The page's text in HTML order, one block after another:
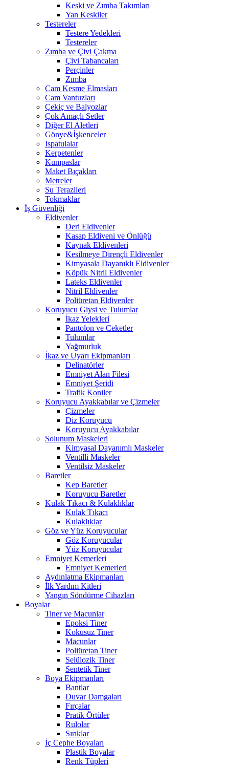
Keski ve Zımba Takımları
Yan Keskiler
Testereler
Testere Yedekleri
Testereler
Zımba ve Çivi Çakma
Çivi Tabancaları
Perçinler
Zımba
Cam Kesme Elmasları
Cam Vantuzları
Çekiç ve Balyozlar
Çok Amaçlı Setler
Diğer El Aletleri
Gönye&İşkenceler
Ispatulalar
Kerpetenler
Kumpaslar
Maket Bıçakları
Metreler
Su Terazileri
Tokmaklar
İş Güvenliği
Eldivenler
Deri Eldivenler
Kasap Eldiveni ve Önlüğü
Kaynak Eldivenleri
Kesilmeye Dirençli Eldivenler
Kimyasala Dayanıklı Eldivenler
Köpük Nitril Eldivenler
Lateks Eldivenler
Nitril Eldivenler
Poliüretan Eldivenler
Koruyucu Giysi ve Tulumlar
İkaz Yelekleri
Pantolon ve Ceketler
Tulumlar
Yağmurluk
İkaz ve Uyarı Ekipmanları
Delinatörler
Emniyet Alan Filesi
Emniyet Şeridi
Trafik Koniler
Koruyucu Ayakkabılar ve Çizmeler
Çizmeler
Diz Koruyucu
Koruyucu Ayakkabılar
Solunum Maskeleri
Kimyasal Dayanımlı Maskeler
Ventilli Maskeler
Ventilsiz Maskeler
Baretler
Kep Baretler
Koruyucu Baretler
Kulak Tıkacı & Kulaklıklar
Kulak Tıkacı
Kulaklıklar
Göz ve Yüz Koruyucular
Göz Koruyucular
Yüz Koruyucular
Emniyet Kemerleri
Emniyet Kemerleri
Aydınlatma Ekipmanları
İlk Yardım Kitleri
Yangın Söndürme Cihazları
Boyalar
Tiner ve Macunlar
Epoksi Tiner
Kokusuz Tiner
Macunlar
Poliüretan Tiner
Selülozik Tiner
Sentetik Tiner
Boya Ekipmanları
Bantlar
Duvar Damgaları
Fırçalar
Pratik Örtüler
Rulolar
Sırıklar
İç Cephe Boyaları
Plastik Boyalar
Renk Tüpleri